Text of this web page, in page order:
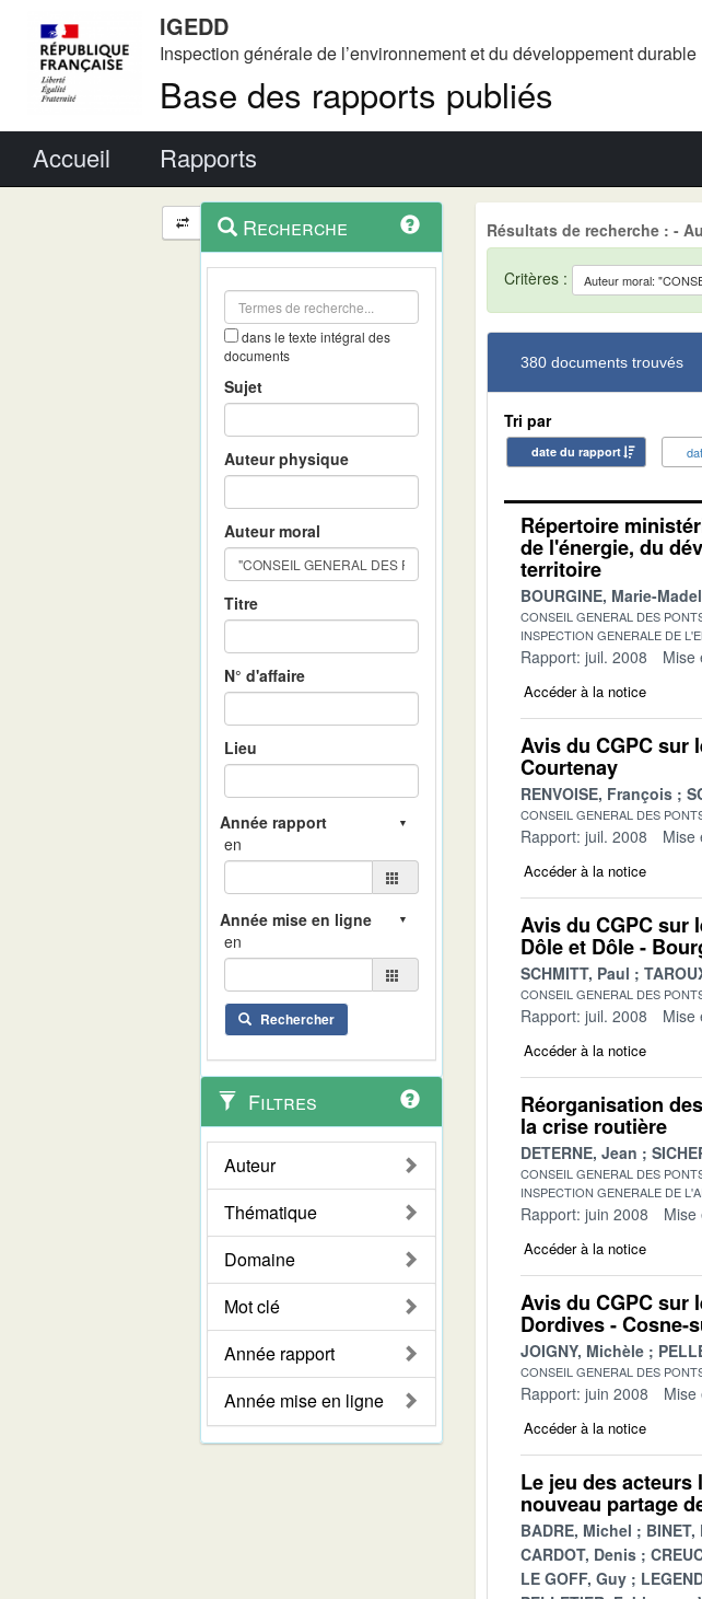
IGEDD
Inspection générale de l’environnement et du développement durable
Base des rapports publiés
Accueil Rapports
Navigation
et
outils
contextuel
Recherche
dans le texte intégral des
documents
Sujet
Auteur physique
Auteur moral
Titre
N° d'affaire
Lieu
en
en
Rechercher
Filtres
Auteur
Thématique
Domaine
Mot clé
Année rapport
Année mise en ligne
Résultats de recherche : -
Critères :
380 documents trouvés
Tri par
date du rapport
Répertoire
de l'énergie, du
territoire
BOURGINE, Marie-
CONSEIL GENERAL DES
INSPECTION GENERALE DE
Rapport: juil. 2008 Mise
Accéder à la notice
Avis du CGPC sur
Courtenay
RENVOISE, François
CONSEIL GENERAL DES
Rapport: juil. 2008 Mise
Accéder à la notice
Avis du CGPC sur
Dôle et Dôle -
SCHMITT, Paul
CONSEIL GENERAL DES
Rapport: juil. 2008 Mise
Accéder à la notice
Réorganisation
la crise routière
DETERNE, Jean
CONSEIL GENERAL DES
INSPECTION GENERALE DE
Rapport: juin 2008 Mise
Accéder à la notice
Avis du CGPC sur
Dordives - Cosne-
JOIGNY, Michèle
CONSEIL GENERAL DES
Rapport: juin 2008 Mise
Accéder à la notice
Le jeu des
nouveau partage
BADRE, Michel BINET,
CARDOT, Denis
LE GOFF, Guy